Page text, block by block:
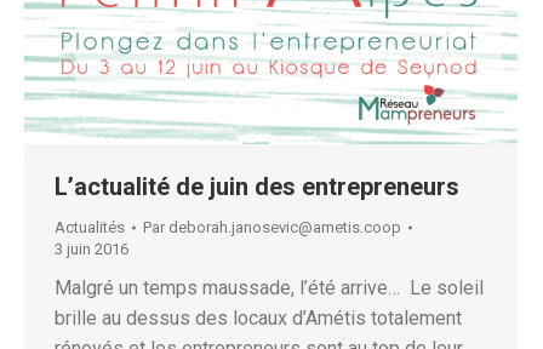
L’actualité de juin des entrepreneurs
Actualités Par deborah.janosevic@ametis.coop
3 juin 2016
Malgré un temps maussade, l’été arrive… Le soleil
brille au dessus des locaux d’Amétis totalement